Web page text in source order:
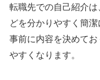
転職先での自己紹介
どを分かりやすく簡潔
事前に内容を決めて
やすくなります。